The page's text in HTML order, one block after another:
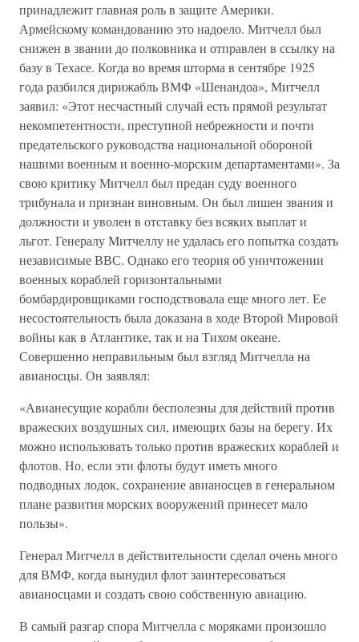
принадлежит главная роль в защите Америки.
Армейскому командованию это надоело. Митчелл был
снижен в звании до полковника и отправлен в ссылку на
базу в Техасе. Когда во время шторма в сентябре 1925
года разбился дирижабль ВМФ «Шенандоа», Митчелл
заявил: «Этот несчастный случай есть прямой результат
некомпетентности, преступной небрежности и почти
предательского руководства национальной обороной
нашими военным и военно-морским департаментами». За
свою критику Митчелл был предан суду военного
трибунала и признан виновным. Он был лишен звания и
должности и уволен в отставку без всяких выплат и
льгот. Генералу Митчеллу не удалась его попытка создать
независимые ВВС. Однако его теория об уничтожении
военных кораблей горизонтальными
бомбардировщиками господствовала еще много лет. Ее
несостоятельность была доказана в ходе Второй Мировой
войны как в Атлантике, так и на Тихом океане.
Совершенно неправильным был взгляд Митчелла на
авианосцы. Он заявлял:
«Авианесущие корабли бесполезны для действий против
вражеских воздушных сил, имеющих базы на берегу. Их
можно использовать только против вражеских кораблей и
флотов. Но, если эти флоты будут иметь много
подводных лодок, сохранение авианосцев в генеральном
плане развития морских вооружений принесет мало
пользы».
Генерал Митчелл в действительности сделал очень много
для ВМФ, когда вынудил флот заинтересоваться
авианосцами и создать свою собственную авиацию.
В самый разгар спора Митчелла с моряками произошло